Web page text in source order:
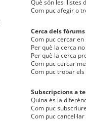
Què són les llistes
Com puc afegir o
Cerca dels fòrums
Com puc cercar
Per què la cerca
Per què la cerca
Com puc cercar
Com puc trobar
Subscripcions a
Quina és la
Com puc
Com puc